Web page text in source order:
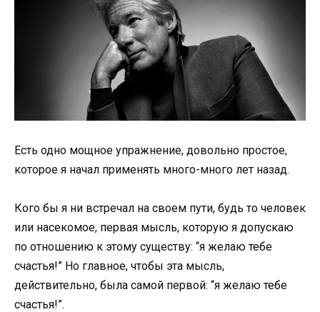
Есть одно мощное упражнение, довольно простое,
которое я начал применять много-много лет назад.
Кого бы я ни встречал на своем пути, будь то человек
или насекомое, первая мысль, которую я допускаю
по отношению к этому существу: “я желаю тебе
счастья!” Но главное, чтобы эта мысль,
действительно, была самой первой: “я желаю тебе
счастья!”.